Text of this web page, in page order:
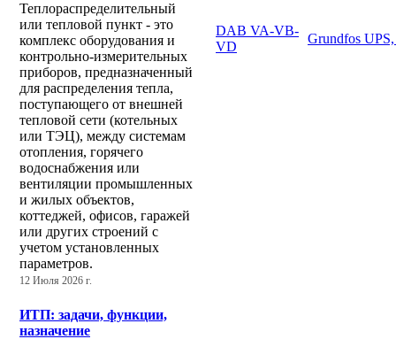
Теплораспределительный
или тепловой пункт - это
комплекс оборудования и
контрольно-измерительных
приборов, предназначенный
для распределения тепла,
поступающего от внешней
тепловой сети (котельных
или ТЭЦ), между системам
отопления, горячего
водоснабжения или
вентиляции промышленных
и жилых объектов,
коттеджей, офисов, гаражей
или других строений с
учетом установленных
параметров.
12 Июля 2026 г.
ИТП: задачи, функции,
назначение
DAB VA-VB-
VD
Grundfos